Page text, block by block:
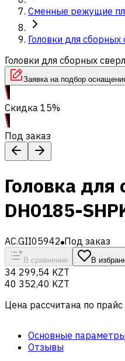
Сменные режущие
Головки для сборных
Головки для сборных сверл
Заявка на подбор
Скидка 15%
Под заказ
Головка для
DH0185-
AC.GII05942 Под заказ
В сравнение В
34 299,54 KZT
40 352,40 KZT
Цена рассчитана по прайс
Основные
Отзывы